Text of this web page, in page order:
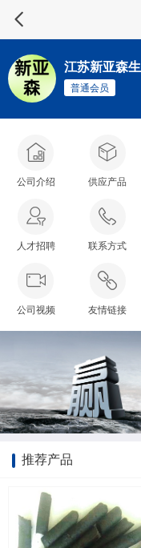
江苏新亚森
普通会员
公司介绍 供应产品
人才招聘 联系方式
公司视频 友情链接
推荐产品